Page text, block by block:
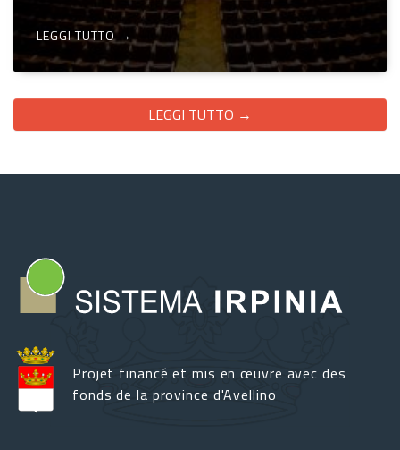
LEGGI TUTTO →
LEGGI TUTTO →
Projet financé et mis en œuvre avec des
fonds de la province d'Avellino